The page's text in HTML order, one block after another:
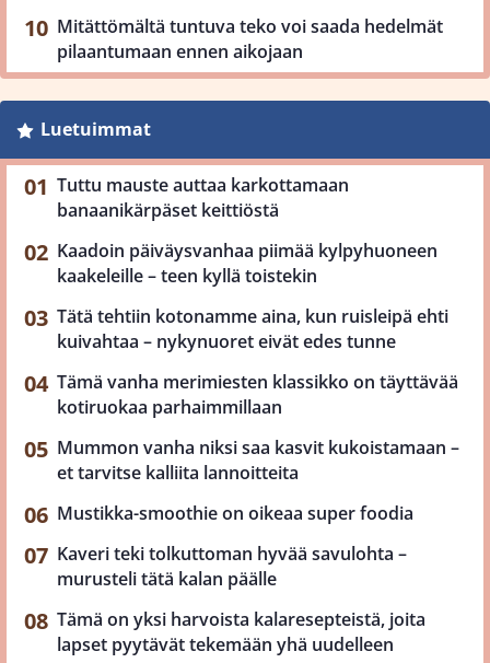
Mitättömältä tuntuva teko voi saada hedelmät
pilaantumaan ennen aikojaan
Luetuimmat
Tuttu mauste auttaa karkottamaan
banaanikärpäset keittiöstä
Kaadoin päiväysvanhaa piimää kylpyhuoneen
kaakeleille – teen kyllä toistekin
Tätä tehtiin kotonamme aina, kun ruisleipä ehti
kuivahtaa – nykynuoret eivät edes tunne
Tämä vanha merimiesten klassikko on täyttävää
kotiruokaa parhaimmillaan
Mummon vanha niksi saa kasvit kukoistamaan –
et tarvitse kalliita lannoitteita
Mustikka-smoothie on oikeaa super foodia
Kaveri teki tolkuttoman hyvää savulohta –
murusteli tätä kalan päälle
Tämä on yksi harvoista kalaresepteistä, joita
lapset pyytävät tekemään yhä uudelleen